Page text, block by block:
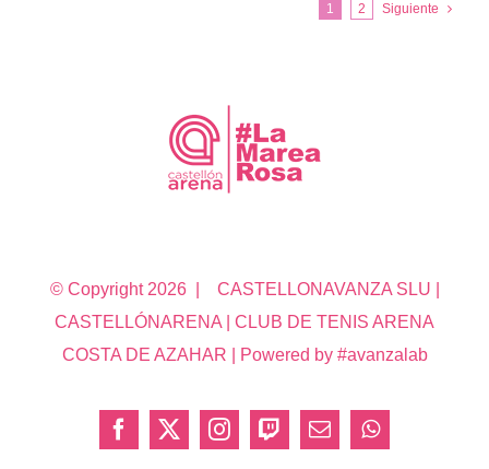
1 2 Siguiente
© Copyright 2026 | CASTELLONAVANZA SLU |
CASTELLÓNARENA | CLUB DE TENIS ARENA
COSTA DE AZAHAR | Powered by #avanzalab
Facebook
X InstagramTwitchCorreoWhatsApp